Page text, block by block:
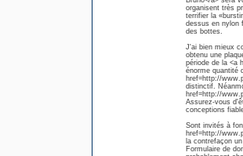
organisent très
terrifier la
dessus en nylon
des bottes.
J'ai bien mieux
obtenu une
période de la <a
énorme quantité
href=http://
distinctif.
href=http://
Assurez-vous
conceptions
Sont invités à
href=http://
la contrefaçon
Formulaire de